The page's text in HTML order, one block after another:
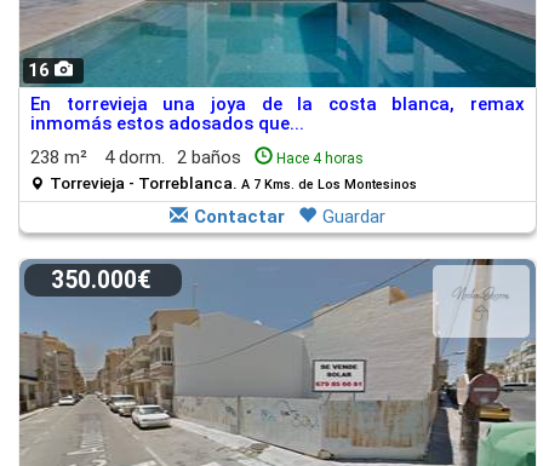
16
En torrevieja una joya de la costa blanca, remax
inmomás estos adosados que...
238 m²
4 dorm. 2 baños Hace 4 horas
Torrevieja - Torreblanca. A 7 Kms. de Los Montesinos
Contactar Guardar
350.000€